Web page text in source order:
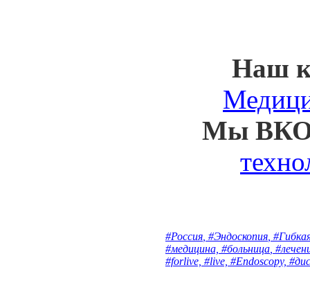
Наш
Мы
#Россия, #Эндоскопия,
#медицина, #больница,
#forlive, #live, #Endoscopy,